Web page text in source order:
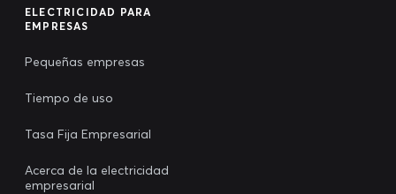
ELECTRICIDAD PARA
EMPRESAS
Pequeñas empresas
Tiempo de uso
Tasa Fija Empresarial
Acerca de la electricidad
empresarial